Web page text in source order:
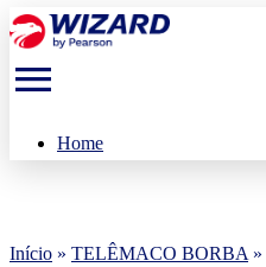
menu
Home
Início » TELÊMACO BORBA »